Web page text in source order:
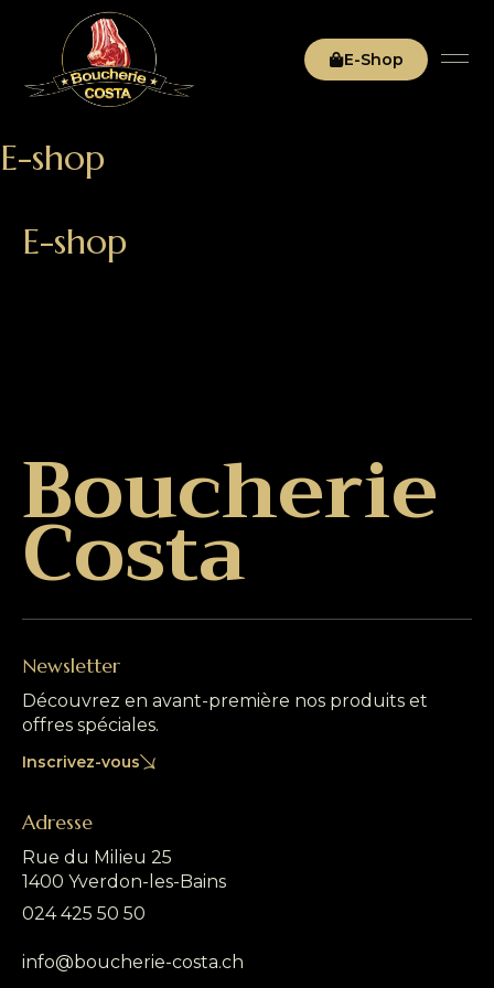
E-Shop
E-shop
E-shop
Boucherie
Costa
Newsletter
Découvrez en avant-première nos produits et
offres spéciales.
Inscrivez-vous
Adresse
Rue du Milieu 25
1400 Yverdon-les-Bains
024 425 50 50
info@boucherie-costa.ch